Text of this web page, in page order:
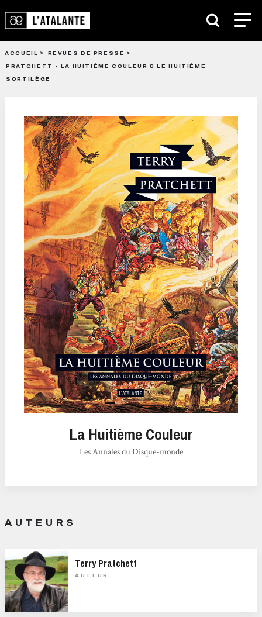
ACCUEIL
REVUES DE PRESSE
PRATCHETT - LA HUITIÈME COULEUR & LE HUITIÈME
SORTILÈGE
La Huitième Couleur
Les Annales du Disque-monde
AUTEURS
Terry Pratchett
AUTEUR